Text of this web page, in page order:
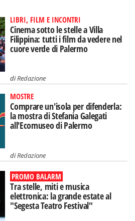
LIBRI, FILM E INCONTRI
Cinema sotto le stelle a Villa
Filippina: tutti i film da vedere nel
cuore verde di Palermo
diRedazione
MOSTRE
Comprare un'isola per difenderla:
la mostra di Stefania Galegati
all'Ecomuseo di Palermo
diRedazione
PROMO BALARM
Tra stelle, miti e musica
elettronica: la grande estate al
"Segesta Teatro Festival"